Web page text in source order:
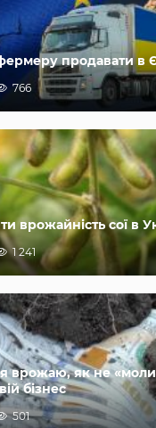
продавати в
766
врожайність сої в
1 241
врожаю, як не
бізнес
501